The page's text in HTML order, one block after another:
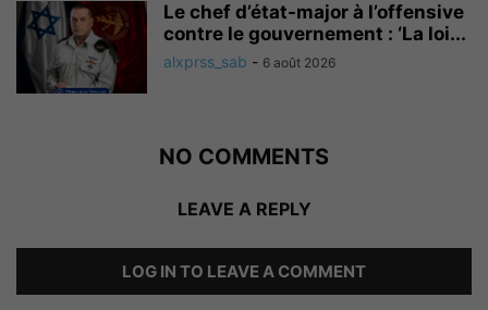
Le chef d’état-major à l’offensive
contre le gouvernement : ‘La loi...
alxprss_sab - 6 août 2026
NO COMMENTS
LEAVE A REPLY
LOG IN TO LEAVE A COMMENT